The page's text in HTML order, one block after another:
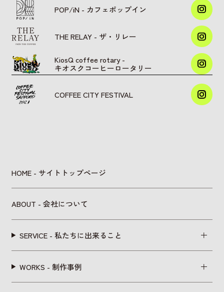
POP/iN - カフェポップイン
THE RELAY - ザ・リレー
KiosQ coffee rotary -
キオスクコーヒーロータリー
COFFEE CITY FESTIVAL
HOME - サイトトップページ
ABOUT - 会社について
SERVICE - 私たちに出来ること
WORKS - 制作事例